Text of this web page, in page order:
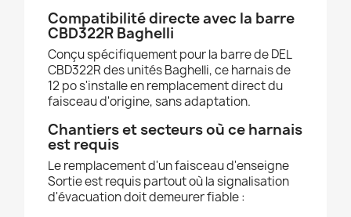
Compatibilité directe avec la barre
CBD322R Baghelli
Conçu spécifiquement pour la barre de DEL
CBD322R des unités Baghelli, ce harnais de
12 po s'installe en remplacement direct du
faisceau d'origine, sans adaptation.
Chantiers et secteurs où ce harnais
est requis
Le remplacement d'un faisceau d'enseigne
Sortie est requis partout où la signalisation
d'évacuation doit demeurer fiable :